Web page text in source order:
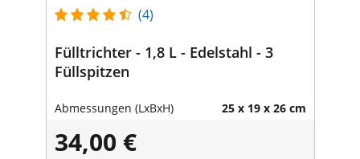
(4)
Fülltrichter - 1,8 L - Edelstahl - 3
Füllspitzen
Abmessungen (LxBxH) 25 x 19 x 26 cm
34,00 €